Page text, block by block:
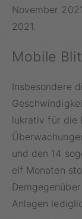
November
2021.
Mobile
Insbesondere
lukrativ für die
und den 14
elf Monaten
Anlagen